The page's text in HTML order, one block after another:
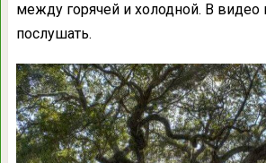
между горячей и холодной. В
послушать.